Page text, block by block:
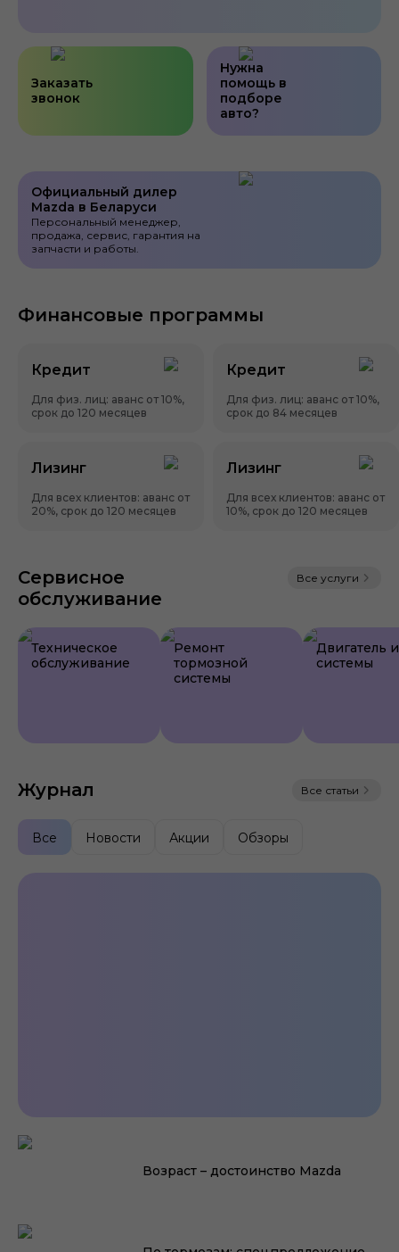
Заказать
звонок
Нужна
помощь в
подборе
авто?
Официальный дилер
Mazda в Беларуси
Персональный менеджер,
продажа, сервис, гарантия на
запчасти и работы.
Финансовые программы
Кредит
Для физ. лиц: аванс от 10%,
срок до 120 месяцев
Кредит
Для физ. лиц: аванс от 10%,
срок до 84 месяцев
Лизинг
Для всех клиентов: аванс от
20%, срок до 120 месяцев
Лизинг
Для всех клиентов: аванс от
10%, срок до 120 месяцев
Сервисное
обслуживание
Все услуги
Техническое
обслуживание
Ремонт
тормозной
системы
Двигатель
системы
Журнал Все статьи
Все Новости Акции Обзоры
познакомимся!Возраст – достоинство Mazda